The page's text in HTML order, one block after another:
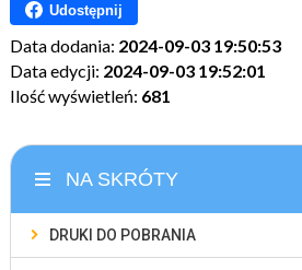
Udostępnij
Data dodania: 2024-09-03 19:50:53
Data edycji: 2024-09-03 19:52:01
Ilość wyświetleń: 681
NA SKRÓTY
DRUKI DO POBRANIA